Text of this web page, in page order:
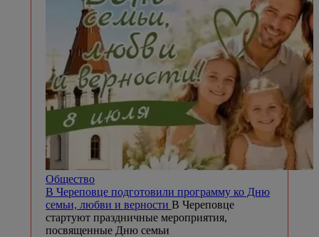
Общество
В Череповце подготовили программу ко Дню
семьи, любви и верности В Череповце
стартуют праздничные мероприятия,
посвященные Дню семьи